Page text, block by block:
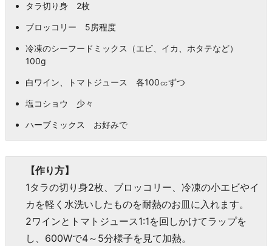
タラ切り身 2枚
ブロッコリー 5房程度
冷凍のシーフードミックス（エビ、イカ、ホタテなど）
100g
白ワイン、トマトジュース 各100㏄ずつ
塩コショウ 少々
ハーブミックス お好みで
【作り方】
1タラの切り身2枚、ブロッコリー、冷凍の小エビやイ
カを軽く水洗いしたものを耐熱のお皿に入れます。
2ワインとトマトジュース1:1を回しかけてラップを
し、600Wで4～5分様子を見て加熱。